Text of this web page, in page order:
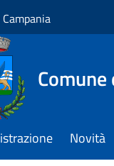
Novità